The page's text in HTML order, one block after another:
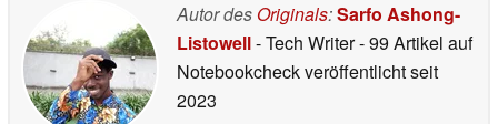
Autor des Originals:Sarfo Ashong-
Listowell- Tech Writer- 99 Artikel auf
Notebookcheck veröffentlichtseit
2023